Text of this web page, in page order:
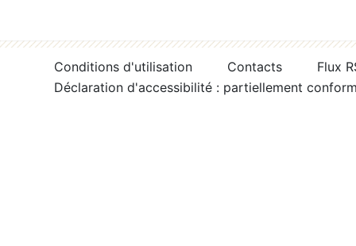
Conditions d'utilisation Contacts
Flux
Déclaration d'accessibilité : partiellement